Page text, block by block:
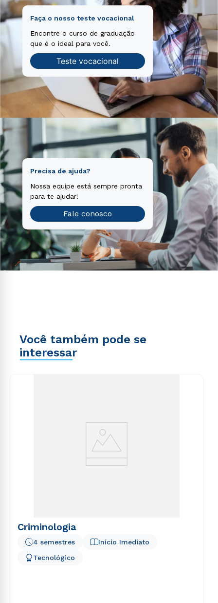
Faça o nosso teste vocacional
Encontre o curso de graduação
que é o ideal para você.
Teste vocacional
Precisa de ajuda?
Nossa equipe está sempre pronta
para te ajudar!
Fale conosco
Você também pode se
interessar
Criminologia
Início Imediato
4 semestres
Tecnológico